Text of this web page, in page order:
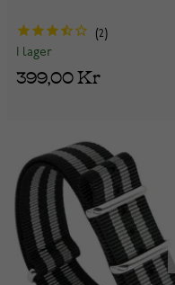
2
I lager
399,00 Kr